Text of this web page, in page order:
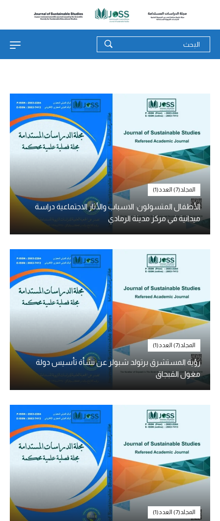
المجلد(7) العدد(1)
الأطفال المتسولون: الاسباب والأثار الاجتماعية دراسة
ميدانية في مركز مدينة الرمادي
المجلد(7) العدد(1)
رؤية المستشرق برتولد شبولر عن نشأة تأسيس دولة
مغول القبجاق
المجلد(7) العدد(1)